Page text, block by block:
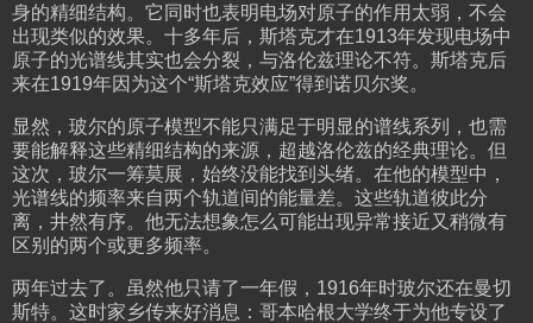
身的精细结构。它同时也表明电场对原子的作用太弱，不会
出现类似的效果。十多年后，斯塔克才在1913年发现电场中
原子的光谱线其实也会分裂，与洛伦兹理论不符。斯塔克后
来在1919年因为这个“斯塔克效应”得到诺贝尔奖。
显然，玻尔的原子模型不能只满足于明显的谱线系列，也需
要能解释这些精细结构的来源，超越洛伦兹的经典理论。但
这次，玻尔一筹莫展，始终没能找到头绪。在他的模型中，
光谱线的频率来自两个轨道间的能量差。这些轨道彼此分
离，井然有序。他无法想象怎么可能出现异常接近又稍微有
区别的两个或更多频率。
两年过去了。虽然他只请了一年假，1916年时玻尔还在曼切
斯特。这时家乡传来好消息：哥本哈根大学终于为他专设了